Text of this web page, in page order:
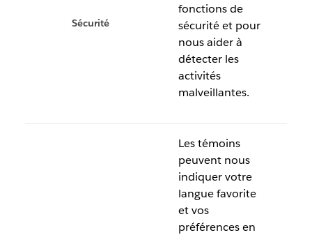
Sécurité
fonctions de
sécurité et pour
nous aider à
détecter les
activités
malveillantes.
Les témoins
peuvent nous
indiquer votre
langue favorite
et vos
préférences en